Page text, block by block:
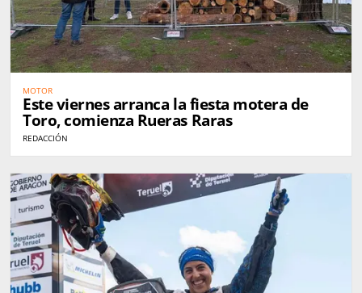
MOTOR
Este viernes arranca la fiesta motera de
Toro, comienza Rueras Raras
REDACCIÓN